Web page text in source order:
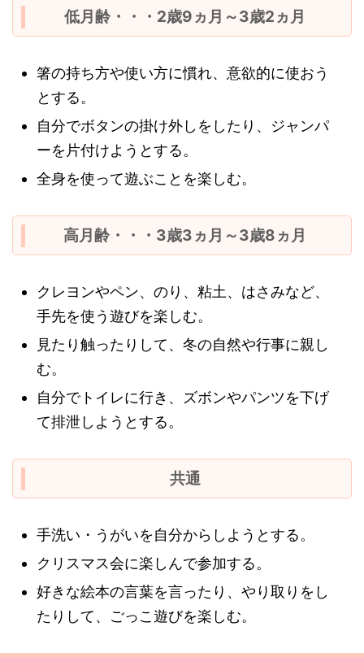
低月齢・・・2歳9ヵ月～3歳2ヵ月
箸の持ち方や使い方に慣れ、意欲的に使おう
とする。
自分でボタンの掛け外しをしたり、ジャンパ
ーを片付けようとする。
全身を使って遊ぶことを楽しむ。
高月齢・・・3歳3ヵ月～3歳8ヵ月
クレヨンやペン、のり、粘土、はさみなど、
手先を使う遊びを楽しむ。
見たり触ったりして、冬の自然や行事に親し
む。
自分でトイレに行き、ズボンやパンツを下げ
て排泄しようとする。
共通
手洗い・うがいを自分からしようとする。
クリスマス会に楽しんで参加する。
好きな絵本の言葉を言ったり、やり取りをし
たりして、ごっこ遊びを楽しむ。